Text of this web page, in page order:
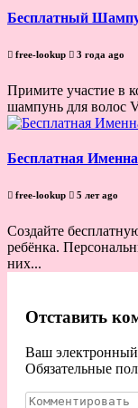
Бесплатный
free-lookup 3 года ago
Примите участие в
шампунь для волос
Бесплатная
free-lookup 5 лет ago
Создайте
ребёнка.
них...
Отставить
Ваш электронный
Обязательные